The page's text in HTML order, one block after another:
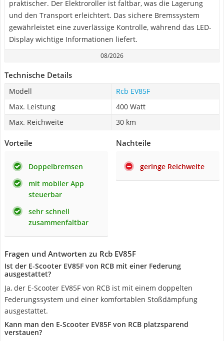
praktischer. Der Elektroroller ist faltbar, was die Lagerung
und den Transport erleichtert. Das sichere Bremssystem
gewährleistet eine zuverlässige Kontrolle, während das LED-
Display wichtige Informationen liefert.
08/2026
Technische Details
Modell
Rcb ‎EV85F
Max. Leistung
400 Watt
Max. Reichweite
30 km
Vorteile
Doppelbremsen
mit mobiler App
steuerbar
sehr schnell
zusammenfaltbar
Nachteile
geringe Reichweite
Fragen und Antworten zu Rcb ‎EV85F
Ist der E-Scooter EV85F von RCB mit einer Federung
ausgestattet?
Ja, der E-Scooter EV85F von RCB ist mit einem doppelten
Federungssystem und einer komfortablen Stoßdämpfung
ausgestattet.
Kann man den E-Scooter EV85F von RCB platzsparend
verstauen?